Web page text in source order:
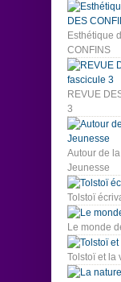
Esthétique
CONFINS
REVUE
3
Autour de
Jeunesse
Tolstoï
Le monde
Tolstoï et la